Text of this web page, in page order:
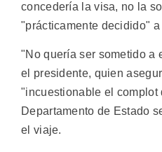
concedería la visa, no la
"prácticamente decidido" a
"No quería ser sometido a
el presidente, quien
"incuestionable el complot
Departamento de Estado
el viaje.